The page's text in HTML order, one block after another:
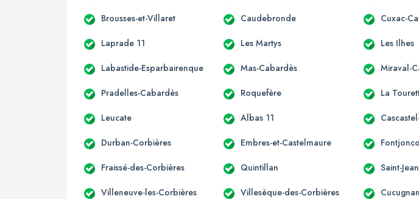
Brousses-et-Villaret Caudebronde Cuxac-
Laprade 11 Les Martys Les Ilhes
Labastide-Esparbairenque Mas-Cabardès Miraval-
Pradelles-Cabardès Roquefère La
Leucate Albas 11
Durban-Corbières Embres-et-Castelmaure
Fraissé-des-Corbières Quintillan Saint-
Villeneuve-les-Corbières Villesèque-des-Corbières Cucugnan